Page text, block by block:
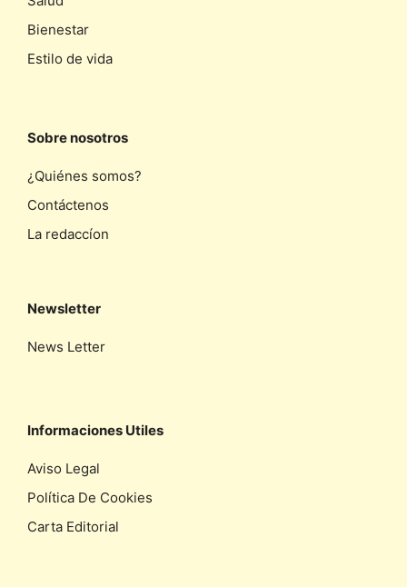
Bienestar
Estilo de vida
Sobre nosotros
¿Quiénes somos?
Contáctenos
La redaccíon
Newsletter
News Letter
Informaciones Utiles
Aviso Legal
Política De Cookies
Carta Editorial